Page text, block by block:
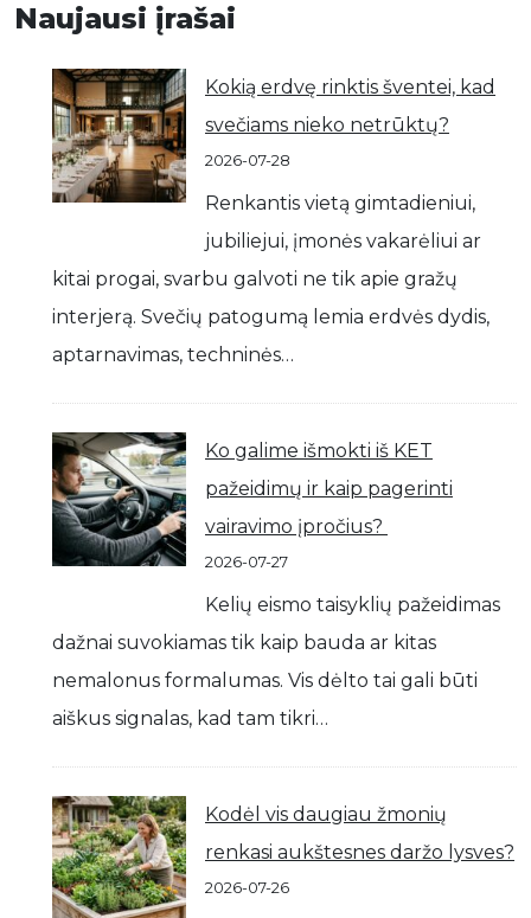
Naujausi įrašai
Kokią erdvę rinktis šventei, kad
svečiams nieko netrūktų?
2026-07-28
Renkantis vietą gimtadieniui,
jubiliejui, įmonės vakarėliui ar
kitai progai, svarbu galvoti ne tik apie gražų
interjerą. Svečių patogumą lemia erdvės dydis,
aptarnavimas, techninės…
Ko galime išmokti iš KET
pažeidimų ir kaip pagerinti
vairavimo įpročius?
2026-07-27
Kelių eismo taisyklių pažeidimas
dažnai suvokiamas tik kaip bauda ar kitas
nemalonus formalumas. Vis dėlto tai gali būti
aiškus signalas, kad tam tikri…
Kodėl vis daugiau žmonių
renkasi aukštesnes daržo lysves?
2026-07-26